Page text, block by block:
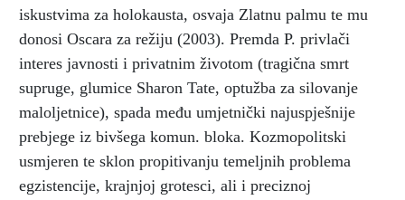
iskustvima za holokausta, osvaja Zlatnu palmu te mu
donosi Oscara za režiju (2003). Premda P. privlači
interes javnosti i privatnim životom (tragična smrt
supruge, glumice Sharon Tate, optužba za silovanje
maloljetnice), spada među umjetnički najuspješnije
prebjege iz bivšega komun. bloka. Kozmopolitski
usmjeren te sklon propitivanju temeljnih problema
egzistencije, krajnjoj grotesci, ali i preciznoj